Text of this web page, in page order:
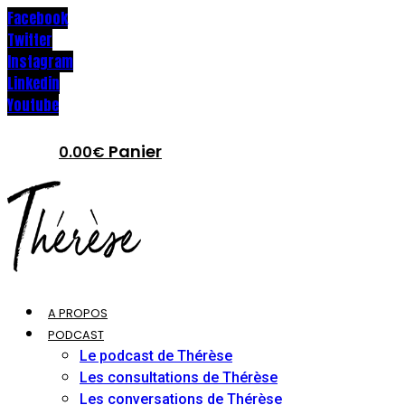
Facebook
Twitter
Instagram
Linkedin
Youtube
0.00€ Panier
A PROPOS
PODCAST
Le podcast de Thérèse
Les consultations de Thérèse
Les conversations de Thérèse